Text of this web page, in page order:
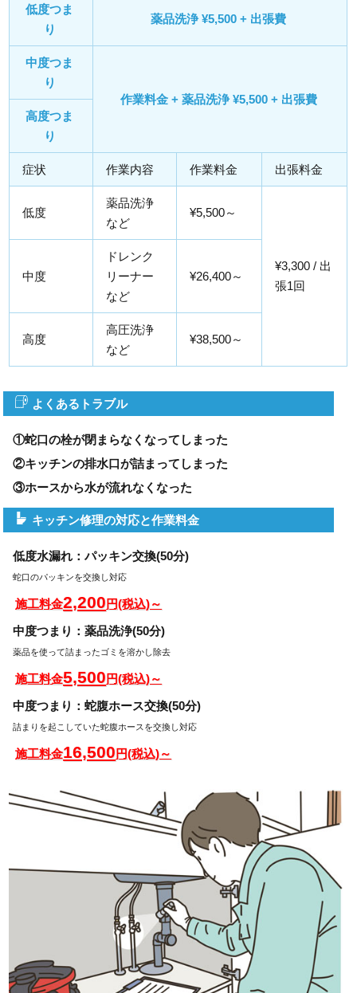
低度つま
り
薬品洗浄 ¥5,500 + 出張費
中度つま
り
作業料金 + 薬品洗浄 ¥5,500 + 出張費
高度つま
り
症状 作業内容 作業料金 出張料金
低度
薬品洗浄
など
¥5,500～
¥3,300 / 出
張1回
中度
ドレンク
リーナー
など
¥26,400～
高度
高圧洗浄
など
¥38,500～
よくあるトラブル
①蛇口の栓が閉まらなくなってしまった
②キッチンの排水口が詰まってしまった
③ホースから水が流れなくなった
キッチン修理の対応と作業料金
低度水漏れ：パッキン交換(50分)
蛇口のパッキンを交換し対応
施工料金2,200円(税込)～
中度つまり：薬品洗浄(50分)
薬品を使って詰まったゴミを溶かし除去
施工料金5,500円(税込)～
中度つまり：蛇腹ホース交換(50分)
詰まりを起こしていた蛇腹ホースを交換し対応
施工料金16,500円(税込)～